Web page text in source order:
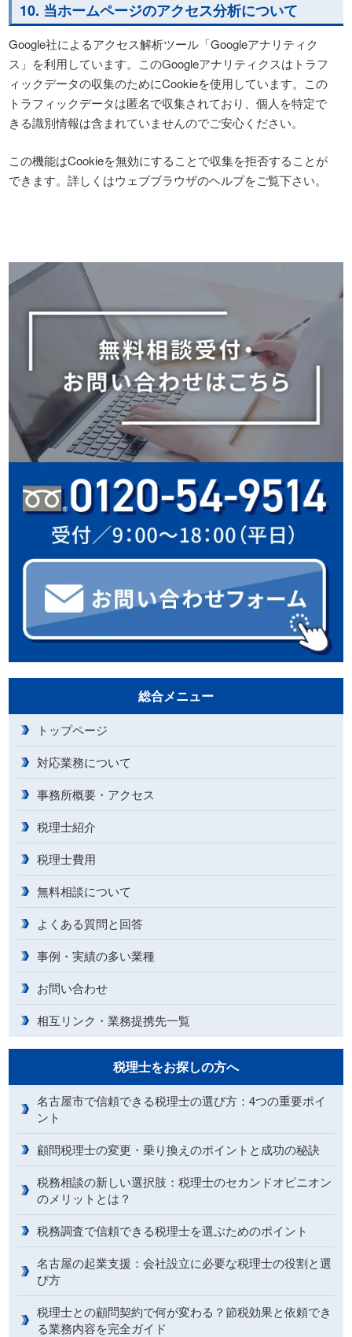
10. 当ホームページのアクセス分析について
Google社によるアクセス解析ツール「Googleアナリティク
ス」を利用しています。このGoogleアナリティクスはトラフ
ィックデータの収集のためにCookieを使用しています。この
トラフィックデータは匿名で収集されており、個人を特定で
きる識別情報は含まれていませんのでご安心ください。
この機能はCookieを無効にすることで収集を拒否することが
できます。詳しくはウェブブラウザのヘルプをご覧下さい。
総合メニュー
トップページ
対応業務について
事務所概要・アクセス
税理士紹介
税理士費用
無料相談について
よくある質問と回答
事例・実績の多い業種
お問い合わせ
相互リンク・業務提携先一覧
税理士をお探しの方へ
名古屋市で信頼できる税理士の選び方：4つの重要ポイ
ント
顧問税理士の変更・乗り換えのポイントと成功の秘訣
税務相談の新しい選択肢：税理士のセカンドオピニオン
のメリットとは？
税務調査で信頼できる税理士を選ぶためのポイント
名古屋の起業支援：会社設立に必要な税理士の役割と選
び方
税理士との顧問契約で何が変わる？節税効果と依頼でき
る業務内容を完全ガイド